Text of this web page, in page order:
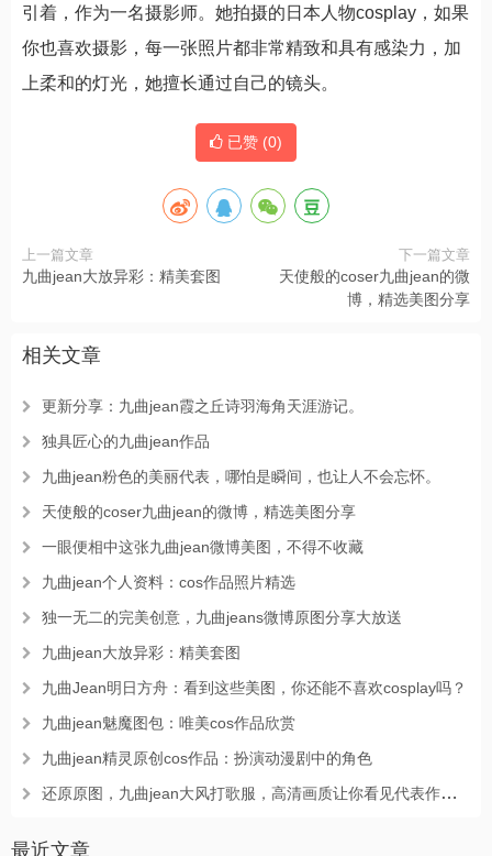
引着，作为一名摄影师。她拍摄的日本人物cosplay，如果
你也喜欢摄影，每一张照片都非常精致和具有感染力，加
上柔和的灯光，她擅长通过自己的镜头。
已赞 (0)
上一篇文章
九曲jean大放异彩：精美套图
下一篇文章
天使般的coser九曲jean的微
博，精选美图分享
相关文章
更新分享：九曲jean霞之丘诗羽海角天涯游记。
独具匠心的九曲jean作品
九曲jean粉色的美丽代表，哪怕是瞬间，也让人不会忘怀。
天使般的coser九曲jean的微博，精选美图分享
一眼便相中这张九曲jean微博美图，不得不收藏
九曲jean个人资料：cos作品照片精选
独一无二的完美创意，九曲jeans微博原图分享大放送
九曲jean大放异彩：精美套图
九曲Jean明日方舟：看到这些美图，你还能不喜欢cosplay吗？
九曲jean魅魔图包：唯美cos作品欣赏
九曲jean精灵原创cos作品：扮演动漫剧中的角色
还原原图，九曲jean大风打歌服，高清画质让你看见代表作的细节
最近文章